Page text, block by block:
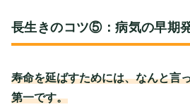
長生きのコツ⑤：病気の早期
寿命を延ばすためには、なんと言
第一です。